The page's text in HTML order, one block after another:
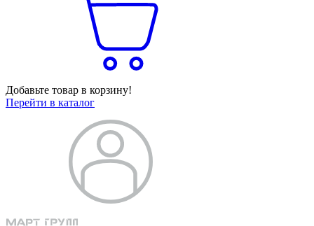
Добавьте товар в корзину!
Перейти в каталог